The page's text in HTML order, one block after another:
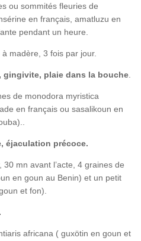
ou sommités fleuries de
en français, amatluzu en
pendant un heure.
madère, 3 fois par jour.
gingivite, plaie dans la bouche
de monodora myristica
en français ou sasalikoun en
éjaculation précoce.
mn avant l’acte, 4 graines de
en goun au Benin) et un petit
et fon).
africana ( guxötin en goun et